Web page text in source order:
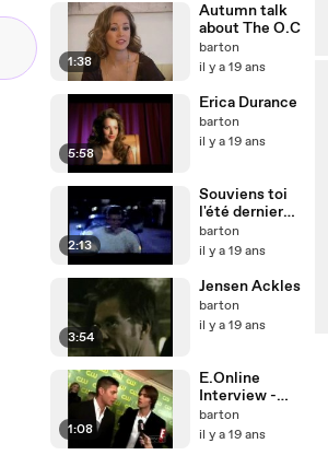
1:38
Autumn talk
about The O.C
barton
il y a 19 ans
5:58
Erica Durance
barton
il y a 19 ans
2:13
Souviens toi
l'été dernier
BA
barton
il y a 19 ans
3:54
Jensen Ackles
barton
il y a 19 ans
1:08
E.Online
Interview -
TCA CW07
barton
il y a 19 ans